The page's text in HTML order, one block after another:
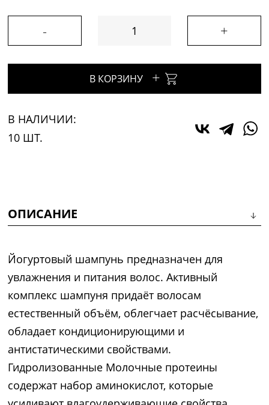
- +
В КОРЗИНУ +
В НАЛИЧИИ:
10 ШТ.
ОПИСАНИЕ
Йогуртовый шампунь предназначен для
увлажнения и питания волос. Активный
комплекс шампуня придаёт волосам
естественный объём, облегчает расчёсывание,
обладает кондиционирующими и
антистатическими свойствами.
Гидролизованные Молочные протеины
содержат набор аминокислот, которые